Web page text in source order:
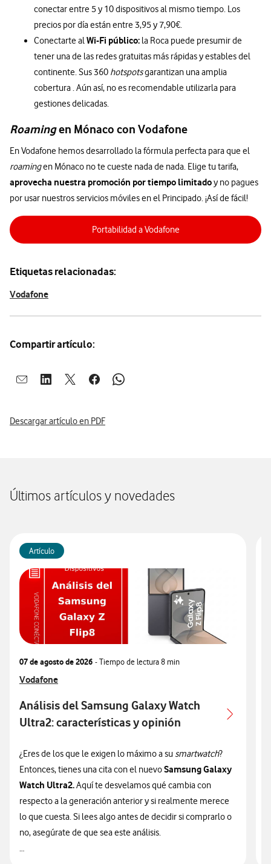
conectar entre 5 y 10 dispositivos al mismo tiempo. Los
precios por día están entre 3,95 y 7,90€.
Conectarte alWi-Fi público: la Roca puede presumir de
tener una de las redes gratuitas más rápidas y estables del
continente. Sus 360 hotspotsgarantizan una amplia
cobertura . Aún así, no es recomendable utilizarla para
gestiones delicadas.
Roamingen Mónaco con Vodafone
En Vodafone hemos desarrollado la fórmula perfecta para que el
roamingen Mónaco no te cueste nada de nada. Elige tu tarifa,
aprovecha nuestra promoción por tiempo limitadoy no pagues
por usar nuestros servicios móviles en el Principado. ¡Así de fácil!
Portabilidad a Vodafone
Etiquetas relacionadas:
Vodafone
Compartir artículo:
Abrir ventana para compartir en mail
Abrir ventana para compartir en linkedin
Abrir ventana para compartir en twitter
Abrir ventana para compartir en facebook
Abrir ventana para compartir en
Descargar artículo en PDF
Últimos artículos y novedades
Artículo
07 de agosto de 2026 - Tiempo de lectura8 min
Ver más articulos relacionados con
Vodafone
Análisis del Samsung Galaxy Watch
Ultra2: características y opinión
¿Eres de los que le exigen lo máximo a su smartwatch?
Entonces, tienes una cita con el nuevoSamsung Galaxy
Watch Ultra2.Aquí te desvelamos qué cambia con
respecto a la generación anterior y si realmente merece
lo que cuesta. Si lees algo antes de decidir si comprarlo o
no, asegúrate de que sea este análisis.